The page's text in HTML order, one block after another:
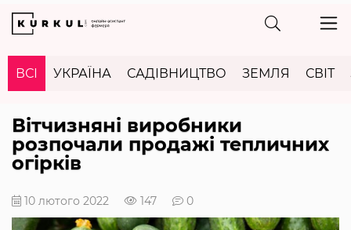
ВСІ УКРАЇНА САДІВНИЦТВО ЗЕМЛЯ СВІТ
Вітчизняні виробники
розпочали продажі тепличних
огірків
10 лютого 2022 147 0